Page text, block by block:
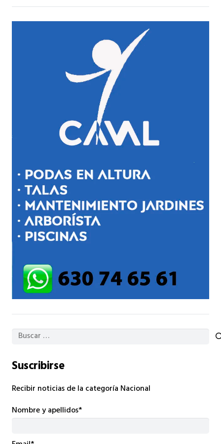
Buscar:
Suscribirse
Recibir noticias de la categoría Nacional
Nombre y apellidos*